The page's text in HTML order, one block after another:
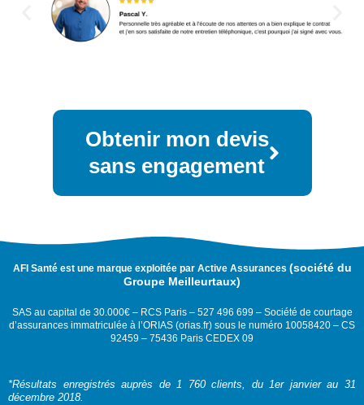
Obtenir mon devis
sans engagement
AFI Santé est une marque exploitée par Active Assurances (société du
Groupe Meilleurtaux)
SAS au capital de 30.000€ – RCS Paris – 527 496 699 – Société de courtage
d’assurances immatriculée à l’ORIAS (orias.fr) sous le numéro 10058420 – CS
92459 – 75436 Paris CEDEX 09
*Résultats enregistrés auprès de 1 760 clients, du 1er janvier au 31
décembre 2018.